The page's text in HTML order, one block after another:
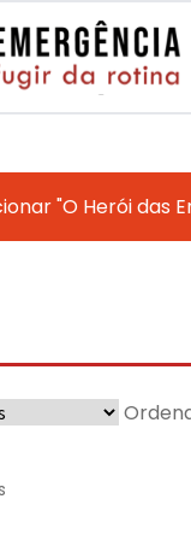
"O Herói das